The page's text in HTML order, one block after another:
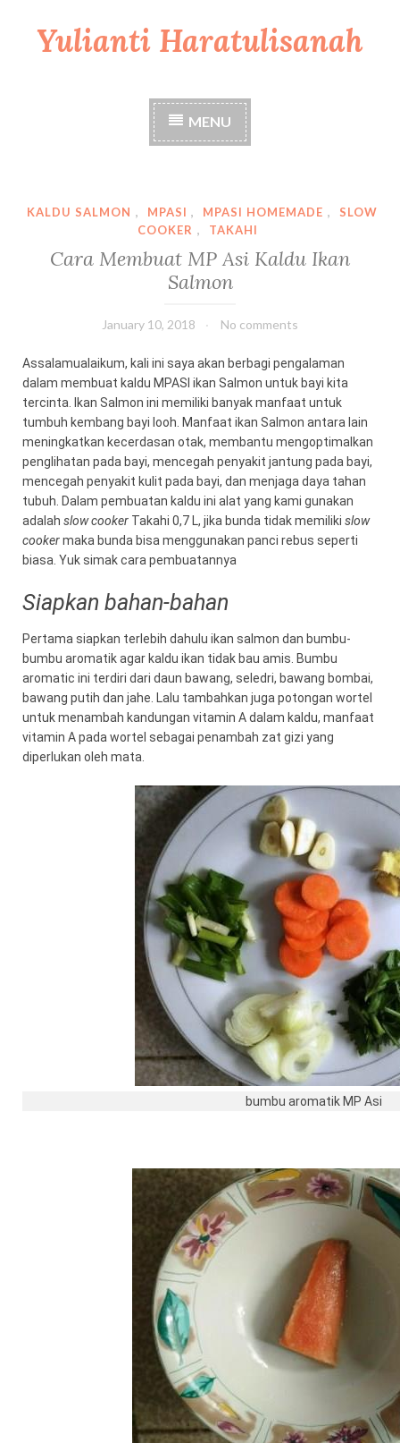
Yulianti Haratulisanah
MENU
KALDU SALMON , MPASI , MPASI HOMEMADE ,
SLOW
COOKER , TAKAHI
Cara Membuat MP Asi Kaldu Ikan
Salmon
January 10, 2018 No comments
Assalamualaikum, kali ini saya akan berbagi pengalaman
dalam membuat kaldu MPASI ikan Salmon untuk bayi kita
tercinta. Ikan Salmon ini memiliki banyak manfaat untuk
tumbuh kembang bayi looh. Manfaat ikan Salmon antara lain
meningkatkan kecerdasan otak, membantu mengoptimalkan
penglihatan pada bayi, mencegah penyakit jantung pada bayi,
mencegah penyakit kulit pada bayi, dan menjaga daya tahan
tubuh. Dalam pembuatan kaldu ini alat yang kami gunakan
adalah slow cookerTakahi 0,7 L, jika bunda tidak memiliki slow
cookermaka bunda bisa menggunakan panci rebus seperti
biasa. Yuk simak cara pembuatannya
Siapkan bahan-bahan
Pertama siapkan terlebih dahulu ikan salmon dan bumbu-
bumbu aromatik agar kaldu ikan tidak bau amis. Bumbu
aromatic ini terdiri dari daun bawang, seledri, bawang bombai,
bawang putih dan jahe. Lalu tambahkan juga potongan wortel
untuk menambah kandungan vitamin A dalam kaldu, manfaat
vitamin A pada wortel sebagai penambah zat gizi yang
diperlukan oleh mata.
bumbu aromatik MP Asi